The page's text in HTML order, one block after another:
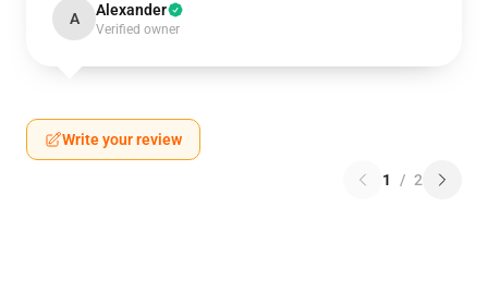
A Alexander
Verified owner
Write your review
1 / 2